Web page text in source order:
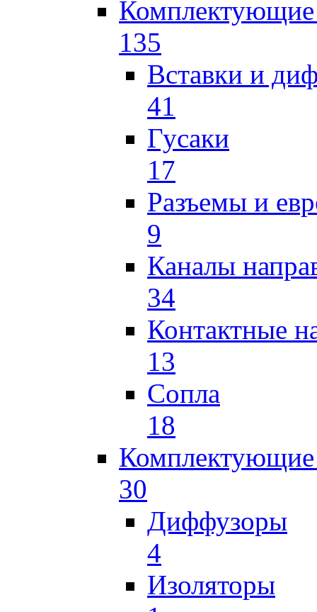
135
Вставки и
41
Гусаки
17
Разъемы и
9
Каналы
34
Контактные
13
Сопла
18
Комплектующие
30
Диффузоры
4
Изоляторы